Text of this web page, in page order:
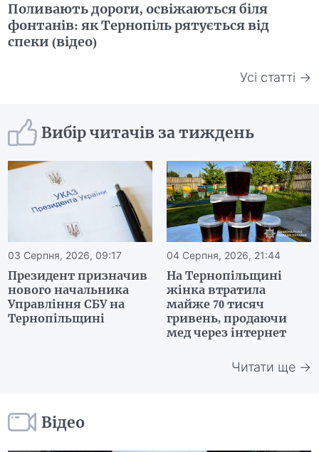
Поливають дороги, освіжаються біля
фонтанів: як Тернопіль рятується від
спеки (відео)
Усі статті →
Вибір читачів за тиждень
03 Серпня, 2026, 09:17
Президент призначив
нового начальника
Управління СБУ на
Тернопільщині
04 Серпня, 2026, 21:44
На Тернопільщині
жінка втратила
майже 70 тисяч
гривень, продаючи
мед через інтернет
Читати ще →
Відео